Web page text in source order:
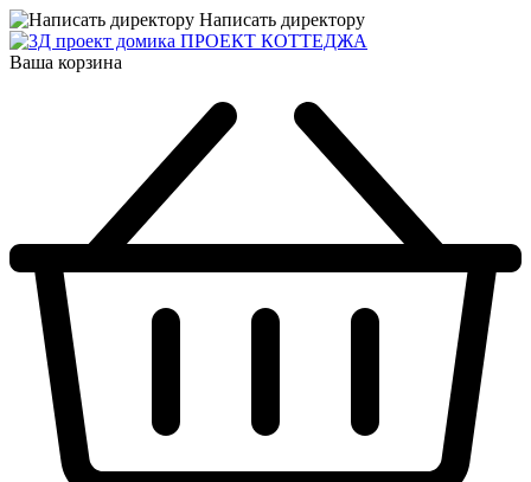
Написать директору
ПРОЕКТ КОТТЕДЖА
Ваша корзина